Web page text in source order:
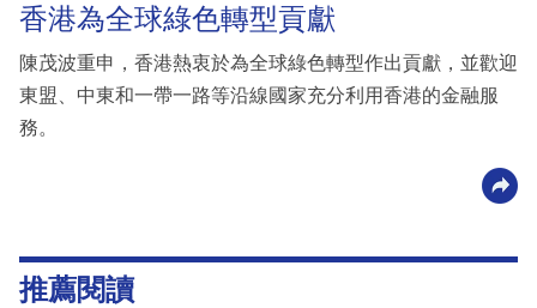
香港為全球綠色轉型貢獻
陳茂波重申，香港熱衷於為全球綠色轉型作出貢獻，並歡迎
東盟、中東和一帶一路等沿線國家充分利用香港的金融服
務。
推薦閱讀